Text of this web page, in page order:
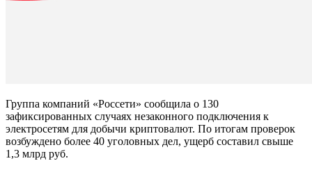
Группа компаний «Россети» сообщила о 130
зафиксированных случаях незаконного подключения к
электросетям для добычи криптовалют. По итогам проверок
возбуждено более 40 уголовных дел, ущерб составил свыше
1,3 млрд руб.